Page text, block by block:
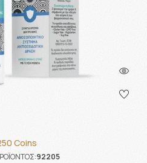
Coins
92205